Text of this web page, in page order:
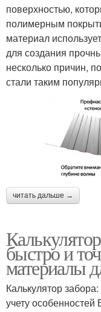
поверхностью,
полимерным
материал
для создания
несколько причин,
стали таким
читать дальше →
быстро и
материалы
Калькулятор
учету особенностей